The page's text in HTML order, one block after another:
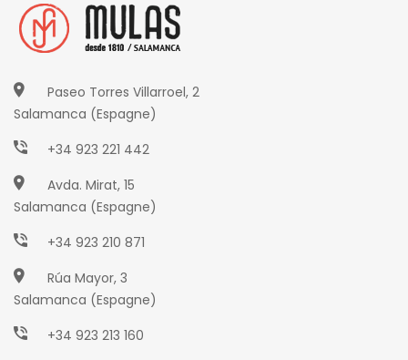
Paseo Torres Villarroel, 2
Salamanca (Espagne)
+34 923 221 442
Avda. Mirat, 15
Salamanca (Espagne)
+34 923 210 871
Rúa Mayor, 3
Salamanca (Espagne)
+34 923 213 160